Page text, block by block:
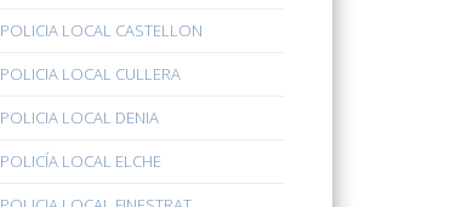
POLICIA LOCAL CASTELLON
POLICIA LOCAL CULLERA
POLICIA LOCAL DENIA
POLICÍA LOCAL ELCHE